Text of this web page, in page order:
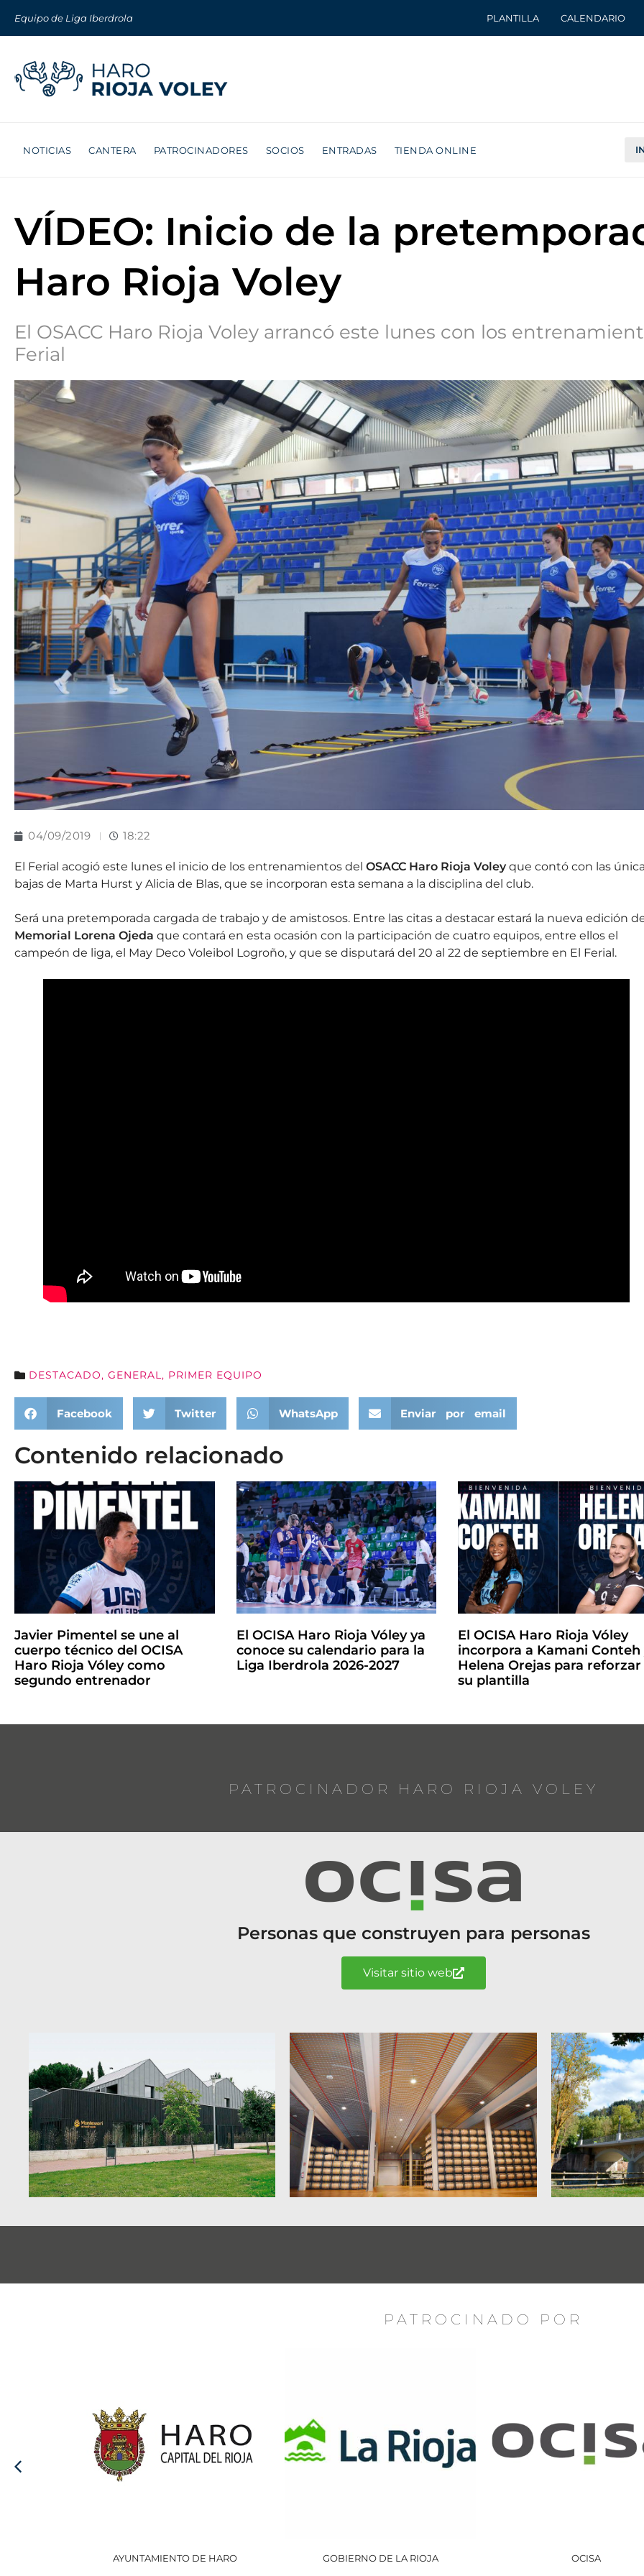
Equipo de Liga Iberdrola PLANTILLA CALENDARIO
NOTICIAS CANTERA PATROCINADORES SOCIOS ENTRADAS TIENDA ONLINE
VÍDEO: Inicio de la
Haro Rioja Voley
El OSACC Haro Rioja Voley arrancó este lunes con los
Ferial
04/09/2019 18:22
El Ferial acogió este lunes el inicio de los entrenamientos del OSACC Haro Rioja Voleyque contó con las
bajas de Marta Hurst y Alicia de Blas, que se incorporan esta semana a la disciplina del club.
Será una pretemporada cargada de trabajo y de amistosos. Entre las citas a destacar estará la nueva edición
Memorial Lorena Ojeda que contará en esta ocasión con la participación de cuatro equipos, entre ellos el
campeón de liga, el May Deco Voleibol Logroño, y que se disputará del 20 al 22 de septiembre en El Ferial.
DESTACADO, GENERAL, PRIMER EQUIPO
Facebook Twitter WhatsApp Enviar por email
Contenido relacionado
Javier Pimentel se une al
cuerpo técnico del OCISA
Haro Rioja Vóley como
segundo entrenador
El OCISA Haro Rioja Vóley ya
conoce su calendario para la
Liga Iberdrola 2026-2027
El OCISA Haro Rioja Vóley
incorpora a Kamani Conteh
Helena Orejas para reforzar
su plantilla
PATROCINADOR HARO RIOJA VOLEY
Personas que construyen para personas
Visitar sitio web
PATROCINADO POR
AYUNTAMIENTO DE HARO GOBIERNO DE LA RIOJA OCISA